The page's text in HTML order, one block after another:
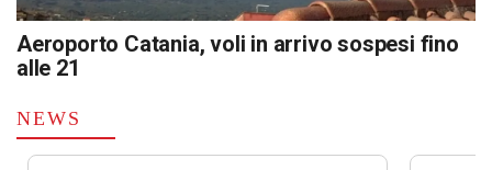
Aeroporto Catania, voli in arrivo sospesi fino
alle 21
NEWS